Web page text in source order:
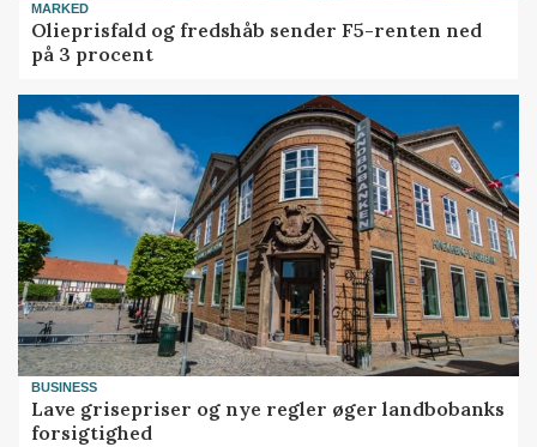
MARKED
Olieprisfald og fredshåb sender F5-renten ned
på 3 procent
BUSINESS
Lave grisepriser og nye regler øger landbobanks
forsigtighed